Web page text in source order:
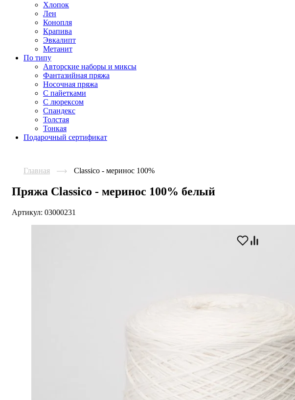
Хлопок
Лен
Конопля
Крапива
Эвкалипт
Метанит
По типу
Авторские наборы и миксы
Фантазийная пряжа
Носочная пряжа
С пайетками
С люрексом
Спандекс
Толстая
Тонкая
Подарочный сертификат
Главная Classico - меринос 100%
Пряжа Classico - меринос 100% белый
Артикул: 03000231